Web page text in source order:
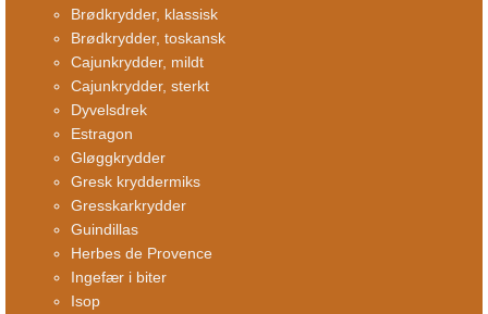
Brødkrydder, klassisk
Brødkrydder, toskansk
Cajunkrydder, mildt
Cajunkrydder, sterkt
Dyvelsdrek
Estragon
Gløggkrydder
Gresk kryddermiks
Gresskarkrydder
Guindillas
Herbes de Provence
Ingefær i biter
Isop